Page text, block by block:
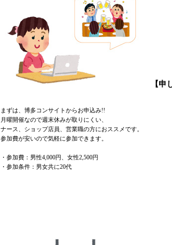
【申
まずは、博多コンサイトからお申込み!!
月曜開催なので週末休みが取りにくい、
ナース、ショップ店員、営業職の方におススメです。
参加費が安いので気軽に参加できます。
・参加費：男性4,000円、女性2,500円
・参加条件：男女共に20代